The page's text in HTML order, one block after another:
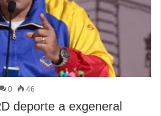
0 46
deporte a exgeneral